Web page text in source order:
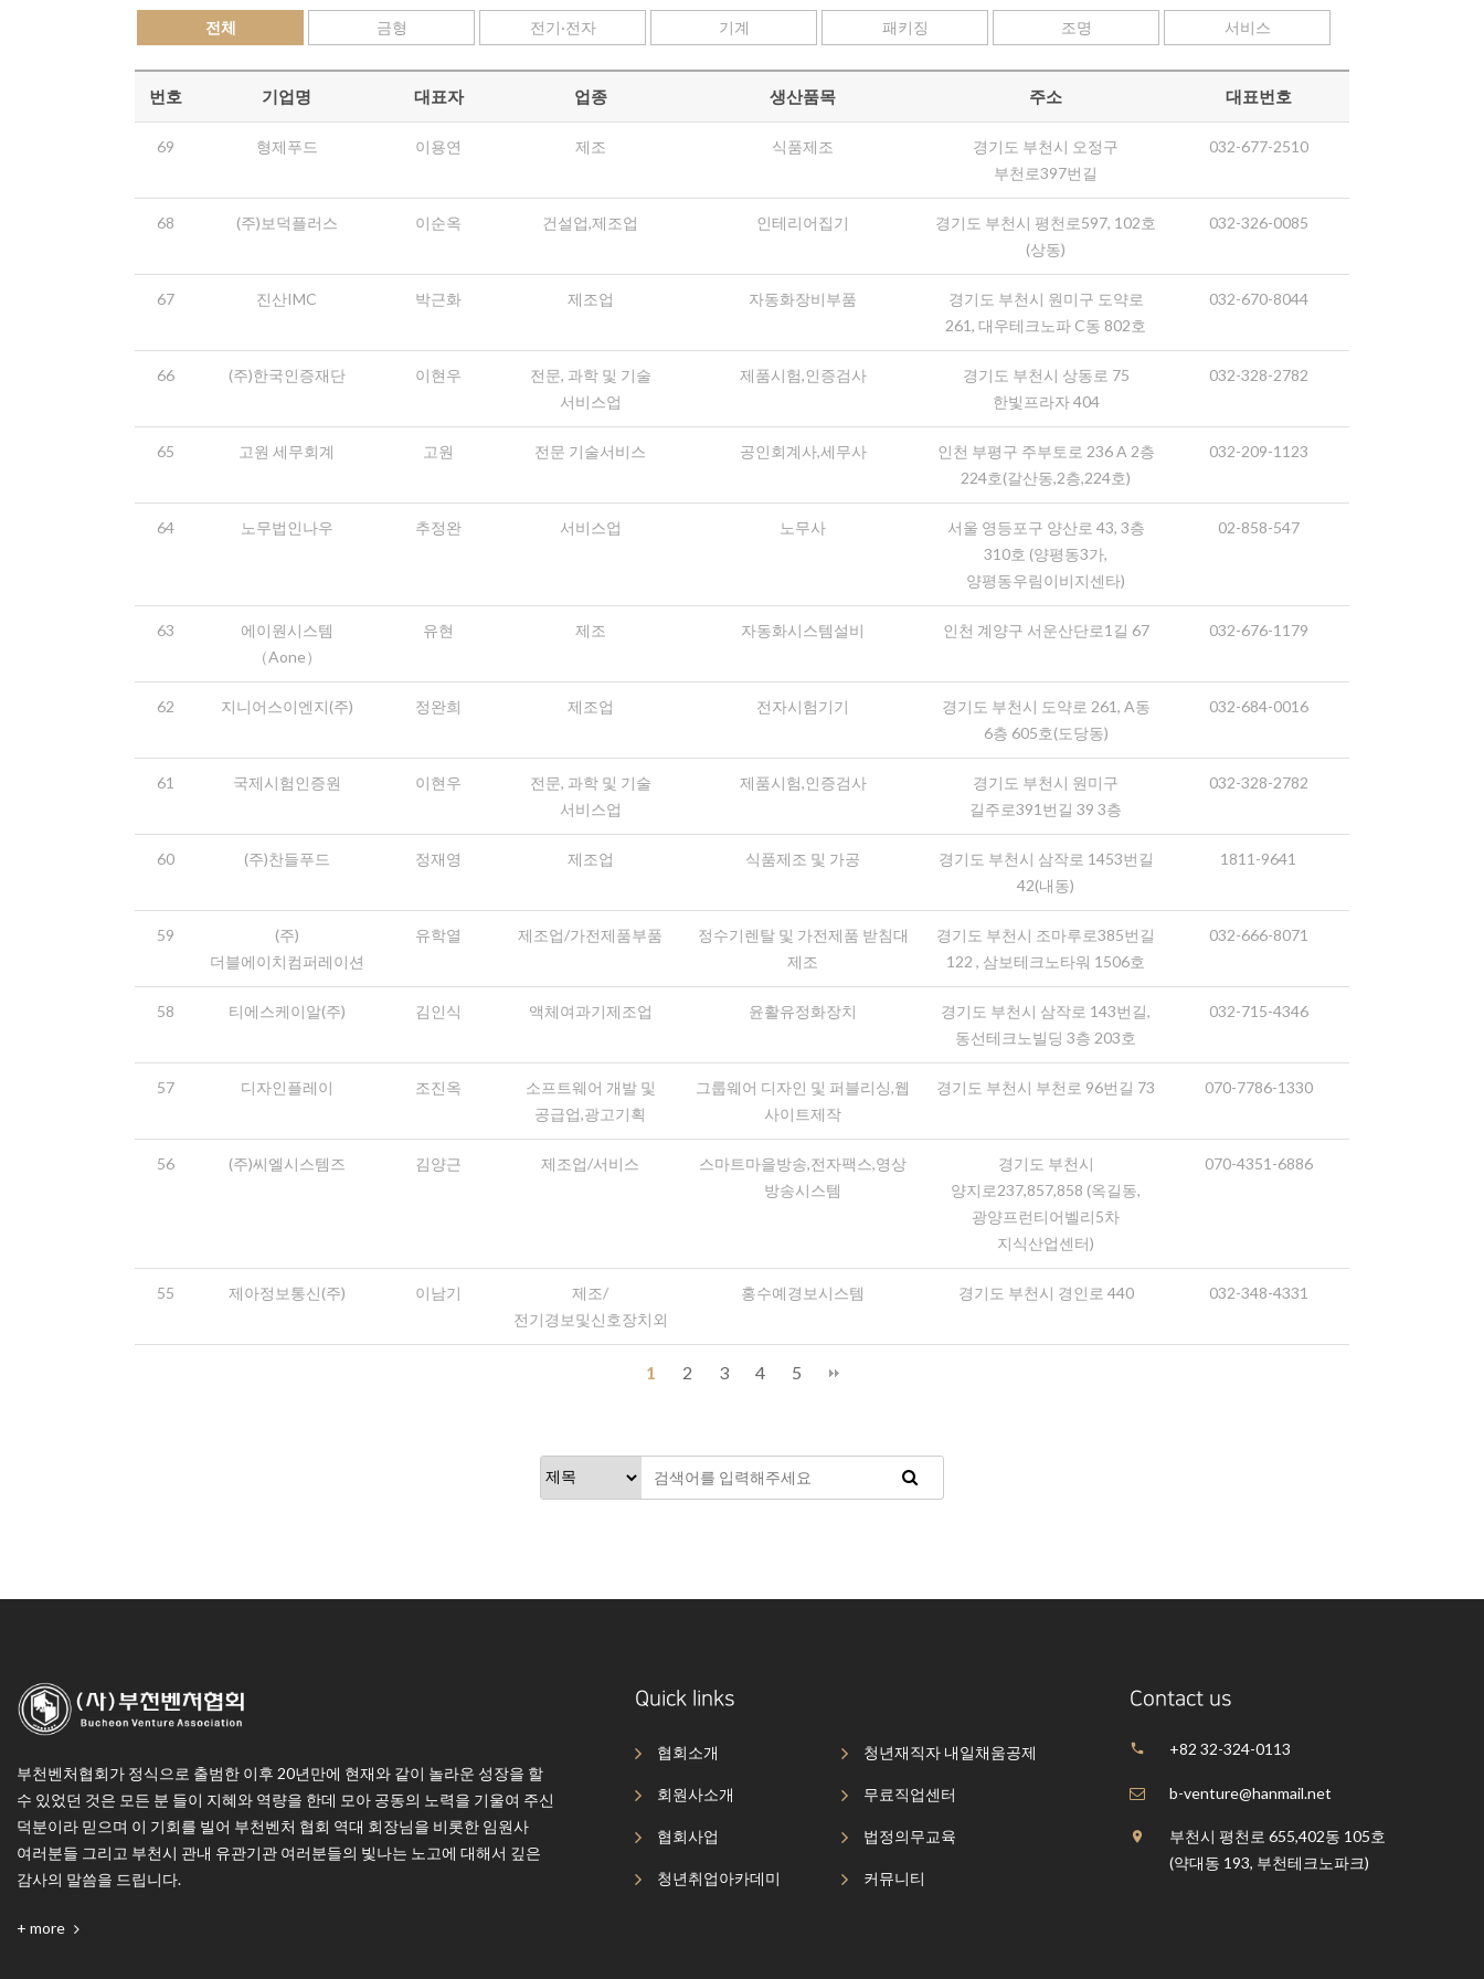
전체 금형 전기·전자 기계 패키징 조명 서비스
번호 기업명 대표자 업종 생산품목 주소 대표번호
69 형제푸드 이용연 제조 식품제조
경기도 부천시 오정구
부천로397번길
032-677-2510
68 (주)보덕플러스 이순옥 건설업,제조업 인테리어집기
경기도 부천시 평천로597, 102호
(상동)
032-326-0085
67 진산IMC 박근화 제조업 자동화장비부품
경기도 부천시 원미구 도약로
261, 대우테크노파 C동 802호
032-670-8044
66 (주)한국인증재단 이현우
전문, 과학 및 기술
서비스업
제품시험,인증검사
경기도 부천시 상동로 75
한빛프라자 404
032-328-2782
65 고원 세무회계 고원 전문 기술서비스 공인회계사,세무사
인천 부평구 주부토로 236 A 2층
224호(갈산동,2층,224호)
032-209-1123
64 노무법인나우 추정완 서비스업 노무사
서울 영등포구 양산로 43, 3층
310호 (양평동3가,
양평동우림이비지센타)
02-858-547
63
에이원시스템
（Aone）
유현 제조 자동화시스템설비 인천 계양구 서운산단로1길 67 032-676-1179
62 지니어스이엔지(주) 정완희 제조업 전자시험기기
경기도 부천시 도약로 261, A동
6층 605호(도당동)
032-684-0016
61 국제시험인증원 이현우
전문, 과학 및 기술
서비스업
제품시험,인증검사
경기도 부천시 원미구
길주로391번길 39 3층
032-328-2782
60 (주)찬들푸드 정재영 제조업 식품제조 및 가공
경기도 부천시 삼작로 1453번길
42(내동)
1811-9641
59
(주)
더블에이치컴퍼레이션
유학열 제조업/가전제품부품
정수기렌탈 및 가전제품 받침대
제조
경기도 부천시 조마루로385번길
122 , 삼보테크노타워 1506호
032-666-8071
58 티에스케이알(주) 김인식 액체여과기제조업 윤활유정화장치
경기도 부천시 삼작로 143번길,
동선테크노빌딩 3층 203호
032-715-4346
57 디자인플레이 조진옥
소프트웨어 개발 및
공급업,광고기획
그룹웨어 디자인 및 퍼블리싱,웹
사이트제작
경기도 부천시 부천로 96번길 73 070-7786-1330
56 (주)씨엘시스템즈 김양근 제조업/서비스
스마트마을방송,전자팩스,영상
방송시스템
경기도 부천시
양지로237,857,858 (옥길동,
광양프런티어벨리5차
지식산업센터)
070-4351-6886
55 제아정보통신(주) 이남기
제조/
전기경보및신호장치외
홍수예경보시스템 경기도 부천시 경인로 440 032-348-4331
1 2 3 4 5
부천벤처협회가 정식으로 출범한 이후 20년만에 현재와 같이 놀라운 성장을 할
수 있었던 것은 모든 분 들이 지혜와 역량을 한데 모아 공동의 노력을 기울여 주신
덕분이라 믿으며 이 기회를 빌어 부천벤처 협회 역대 회장님을 비롯한 임원사
여러분들 그리고 부천시 관내 유관기관 여러분들의 빛나는 노고에 대해서 깊은
감사의 말씀을 드립니다.
+ more
Quick links
협회소개
회원사소개
협회사업
청년취업아카데미
청년재직자 내일채움공제
무료직업센터
법정의무교육
커뮤니티
Contact us
+82 32-324-0113
b-venture@hanmail.net
부천시 평천로 655,402동 105호
(약대동 193, 부천테크노파크)